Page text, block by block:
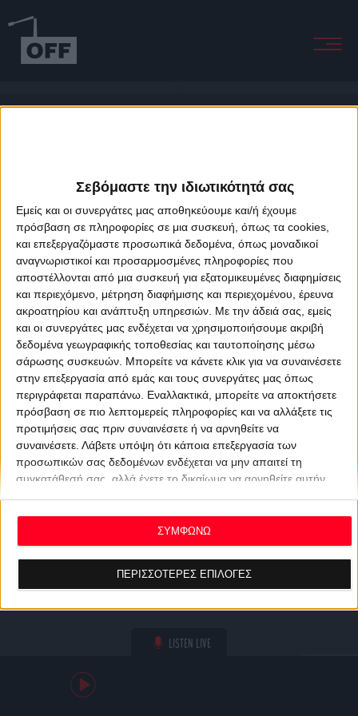
Σεβόμαστε την ιδιωτικότητά σας
Εμείς και οι συνεργάτες μας αποθηκεύουμε και/ή έχουμε
πρόσβαση σε πληροφορίες σε μια συσκευή, όπως τα cookies,
και επεξεργαζόμαστε προσωπικά δεδομένα, όπως μοναδικοί
αναγνωριστικοί και προσαρμοσμένες πληροφορίες που
αποστέλλονται από μια συσκευή για εξατομικευμένες διαφημίσεις
και περιεχόμενο, μέτρηση διαφήμισης και περιεχομένου, έρευνα
ακροατηρίου και ανάπτυξη υπηρεσιών. Με την άδειά σας, εμείς
και οι συνεργάτες μας ενδέχεται να χρησιμοποιήσουμε ακριβή
δεδομένα γεωγραφικής τοποθεσίας και ταυτοποίησης μέσω
σάρωσης συσκευών. Μπορείτε να κάνετε κλικ για να συναινέσετε
στην επεξεργασία από εμάς και τους συνεργάτες μας όπως
περιγράφεται παραπάνω. Εναλλακτικά, μπορείτε να αποκτήσετε
πρόσβαση σε πιο λεπτομερείς πληροφορίες και να αλλάξετε τις
προτιμήσεις σας πριν συναινέσετε ή να αρνηθείτε να
συναινέσετε. Λάβετε υπόψη ότι κάποια επεξεργασία των
προσωπικών σας δεδομένων ενδέχεται να μην απαιτεί τη
συγκατάθεσή σας, αλλά έχετε το δικαίωμα να αρνηθείτε αυτήν
ανακαλέσετε τη συγκατάθεσή σας ανά πάσα στιγμή
επιστρέφοντας σε αυτόν τον ιστότοπο και κάνοντας κλικ στο
κουμπί "Απορρήτου" στο κάτω μέρος της ιστοσελίδας.
ΠΕΡΙΣΣΟΤΕΡΕΣ ΕΠΙΛΟΓΕΣ
ΣΥΜΦΩΝΩ
LISTEN LIVE
About Offradio Business Class Terms & Conditions
Privacy Policy
Designed & developed byporcupine colors&Fotis Alexandrou